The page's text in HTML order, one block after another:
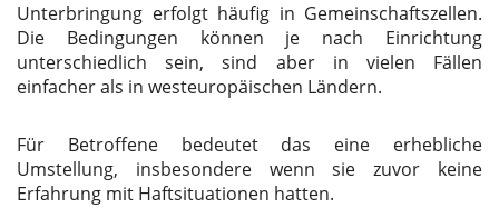
Unterbringung erfolgt häufig in Gemeinschaftszellen.
Die Bedingungen können je nach Einrichtung
unterschiedlich sein, sind aber in vielen Fällen
einfacher als in westeuropäischen Ländern.
Für Betroffene bedeutet das eine erhebliche
Umstellung, insbesondere wenn sie zuvor keine
Erfahrung mit Haftsituationen hatten.